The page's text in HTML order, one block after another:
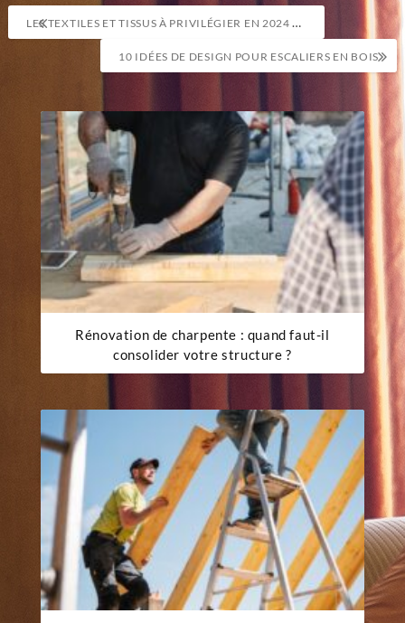
Navigation
de
LES TEXTILES ET TISSUS À PRIVILÉGIER EN 2024 POUR VOTRE MAISON
10 IDÉES DE DESIGN POUR ESCALIERS EN BOIS
Rénovation de charpente : quand faut-il
consolider votre structure ?